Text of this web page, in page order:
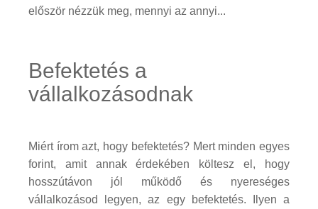
először nézzük meg, mennyi az annyi...
Befektetés a
vállalkozásodnak
Miért írom azt, hogy befektetés? Mert minden egyes
forint, amit annak érdekében költesz el, hogy
hosszútávon jól működő és nyereséges
vállalkozásod legyen, az egy befektetés. Ilyen a